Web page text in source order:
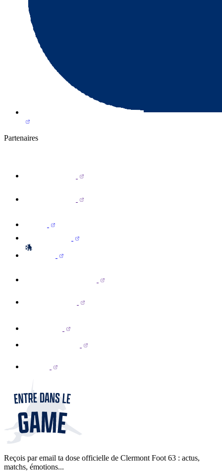
Partenaires
Reçois par email ta dose officielle de Clermont Foot 63 : actus,
matchs, émotions...